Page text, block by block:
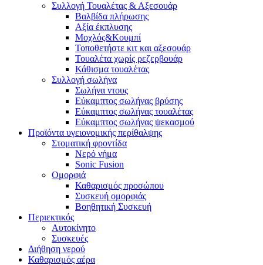
Συλλογή Τουαλέτας & Αξεσουάρ
Βαλβίδα πλήρωσης
Αξία έκπλυσης
Μοχλός&Κουμπί
Τοποθετήστε κιτ και αξεσουάρ
Τουαλέτα χωρίς ρεζερβουάρ
Κάθισμα τουαλέτας
Συλλογή σωλήνα
Σωλήνα ντους
Εύκαμπτος σωλήνας βρύσης
Εύκαμπτος σωλήνας τουαλέτας
Εύκαμπτος σωλήνας ψεκασμού
Προϊόντα υγειονομικής περίθαλψης
Στοματική φροντίδα
Νερό νήμα
Sonic Fusion
Ομορφιά
Καθαρισμός προσώπου
Συσκευή ομορφιάς
Βοηθητική Συσκευή
Περιεκτικός
Αυτοκίνητο
Συσκευές
Διήθηση νερού
Καθαρισμός αέρα